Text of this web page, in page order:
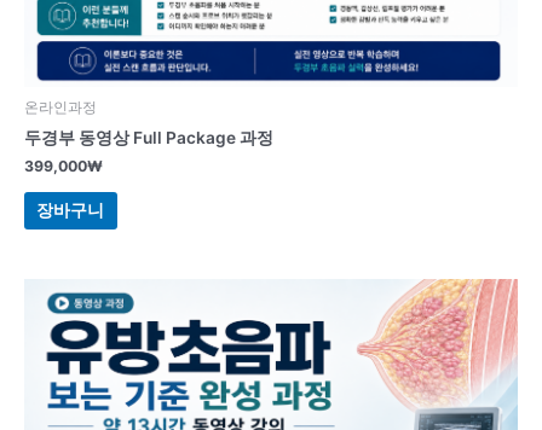
온라인과정
두경부 동영상 Full Package 과정
399,000₩
장바구니